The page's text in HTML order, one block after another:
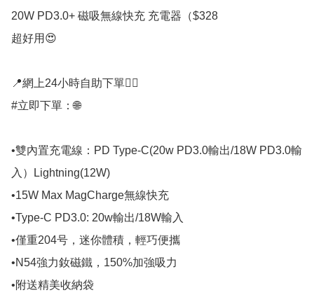
20W PD3.0+ 磁吸無線快充 充電器（$328
超好用😍
📍網上24小時自助下單👍🏻
#立即下單：🌐
•雙內置充電線：PD Type-C(20w PD3.0輸出/18W PD3.0輸
入）Lightning(12W)
•15W Max MagCharge無線快充
•Type-C PD3.0: 20w輸出/18W輸入
•僅重204号，迷你體積，輕巧便攜
•N54強力釹磁鐵，150%加強吸力
•附送精美收納袋